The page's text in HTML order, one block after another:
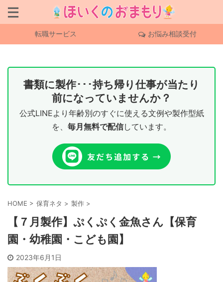
転職サービス お悩み相談受付
書類に製作･･･持ち帰り仕事が当たり
前になっていませんか？
公式LINEより年齢別のすぐに使える文例や製作型紙
を、 毎月無料で配信しています。
HOME > 保育ネタ > 製作 >
【７月製作】ぷくぷく金魚さん【保育
園・幼稚園・こども園】
2023年6月1日